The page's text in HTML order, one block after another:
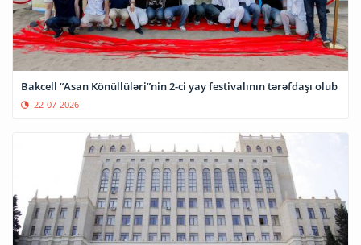
Bakcell “Asan Könüllüləri”nin 2-ci yay festivalının tərəfdaşı olub
22-07-2026